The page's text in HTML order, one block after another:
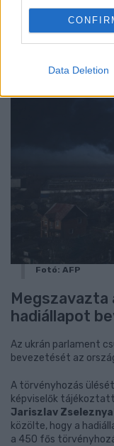
Data Deletion
Fotó: AFP
Megszavazta
hadiállapot
Az ukrán parlament
bevezetését az
A törvényhozás
képviselők
Jariszlav
közölte, hogy a
a 450 fős